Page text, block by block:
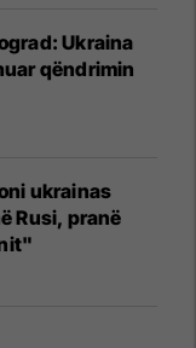
Ukraina
qëndrimin
ukrainas
Rusi, pranë